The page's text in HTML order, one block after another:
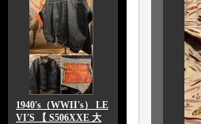
1940's（WWII's） LE
VI'S 【 S506XXE 大